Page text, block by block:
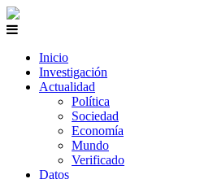
Inicio
Investigación
Actualidad
Política
Sociedad
Economía
Mundo
Verificado
Datos